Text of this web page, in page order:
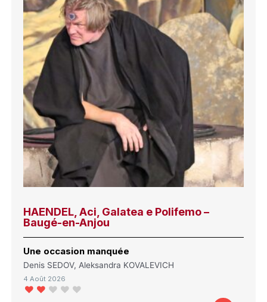
HAENDEL, Aci, Galatea e Polifemo –
Baugé-en-Anjou
Une occasion manquée
Denis SEDOV, Aleksandra KOVALEVICH
4 Août 2026